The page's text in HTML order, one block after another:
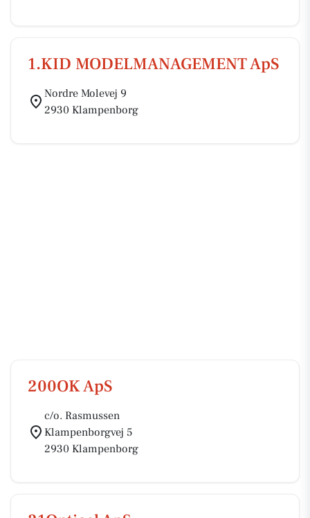
1.KID MODELMANAGEMENT ApS
Nordre Molevej 9
2930 Klampenborg
200OK ApS
c/o. Rasmussen
Klampenborgvej 5
2930 Klampenborg